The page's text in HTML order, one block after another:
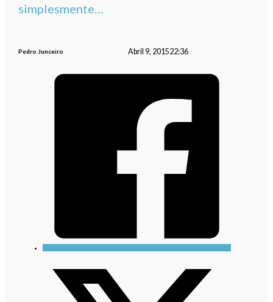
simplesmente…
Pedro Junceiro Abril 9, 201522:36